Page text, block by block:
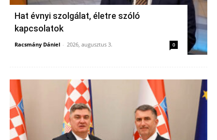
Hat évnyi szolgálat, életre szóló
kapcsolatok
Racsmány Dániel - 2026, augusztus 3. 0